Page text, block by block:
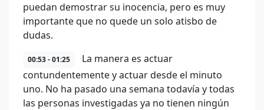
puedan demostrar su inocencia, pero es muy
importante que no quede un solo atisbo de
dudas.
00:53 - 01:25
La manera es actuar
contundentemente y actuar desde el minuto
uno. No ha pasado una semana todavía y todas
las personas investigadas ya no tienen ningún